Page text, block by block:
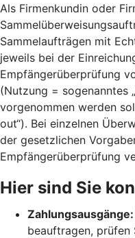
Als Firmenkundin oder
Sammelaufträgen mit
jeweils bei der
Empfängerüberprüfung
(Nutzung = sogenanntes
vorgenommen werden
out“). Bei einzelnen
der gesetzlichen
Empfängerüberprüfung
Hier sind Sie
Zahlungsausgänge:
beauftragen, prüfen